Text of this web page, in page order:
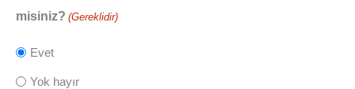
misiniz? (Gereklidir)
Evet
Yok hayır